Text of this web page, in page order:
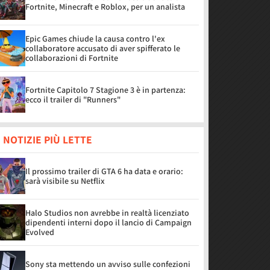
Fortnite, Minecraft e Roblox, per un analista
Epic Games chiude la causa contro l'ex
collaboratore accusato di aver spifferato le
collaborazioni di Fortnite
Fortnite Capitolo 7 Stagione 3 è in partenza:
ecco il trailer di "Runners"
NOTIZIE PIÙ LETTE
Il prossimo trailer di GTA 6 ha data e orario:
sarà visibile su Netflix
Halo Studios non avrebbe in realtà licenziato
dipendenti interni dopo il lancio di Campaign
Evolved
Sony sta mettendo un avviso sulle confezioni